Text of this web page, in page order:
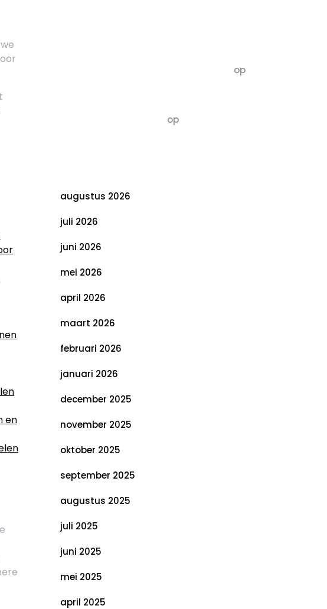
en
op
op
augustus 2026
juli 2026
juni 2026
mei 2026
april 2026
maart 2026
februari 2026
januari 2026
december 2025
november 2025
oktober 2025
september 2025
augustus 2025
juli 2025
juni 2025
mei 2025
april 2025